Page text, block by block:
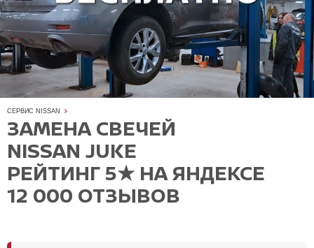
СЕРВИС NISSAN
ЗАМЕНА СВЕЧЕЙ
NISSAN JUKE
РЕЙТИНГ 5★ НА ЯНДЕКСЕ
12 000 ОТЗЫВОВ